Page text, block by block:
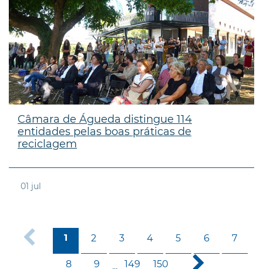
Câmara de Águeda distingue 114
entidades pelas boas práticas de
reciclagem
01 jul
1 2 3 4 5 6 7
8 9 ... 149 150